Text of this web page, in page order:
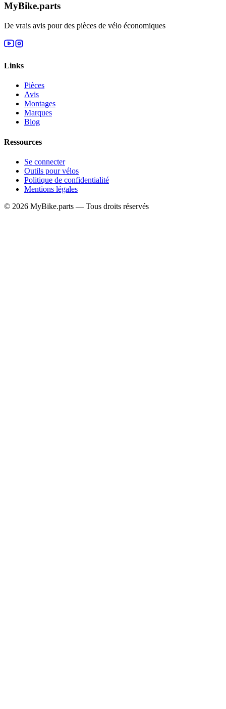
MyBike.parts
De vrais avis pour des pièces de vélo économiques
Links
Pièces
Avis
Montages
Marques
Blog
Ressources
Se connecter
Outils pour vélos
Politique de confidentialité
Mentions légales
© 2026 MyBike.parts — Tous droits réservés